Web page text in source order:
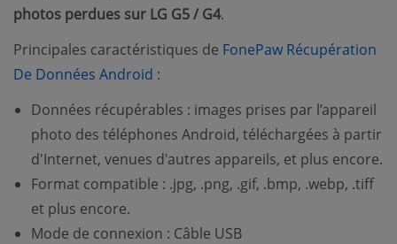
photos perdues sur LG G5 / G4.
Principales caractéristiques de FonePaw Récupération
De Données Android (opens new window)
:
Données récupérables : images prises par l’appareil
photo des téléphones Android, téléchargées à partir
d'Internet, venues d'autres appareils, et plus encore.
Format compatible : .jpg, .png, .gif, .bmp, .webp, .tiff
et plus encore.
Mode de connexion : Câble USB